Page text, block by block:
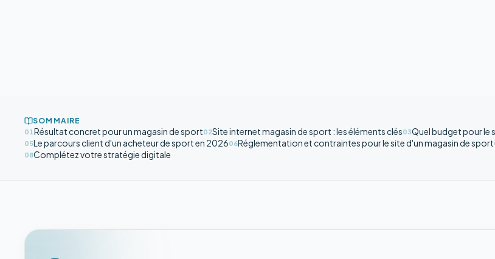
SOMMAIRE
01Résultat concret pour un magasin de sport02Site internet magasin de sport : les éléments clés03Quel budget pour le
05Le parcours client d'un acheteur de sport en 202606Réglementation et contraintes pour le site d'un magasin de sport
08Complétez votre stratégie digitale